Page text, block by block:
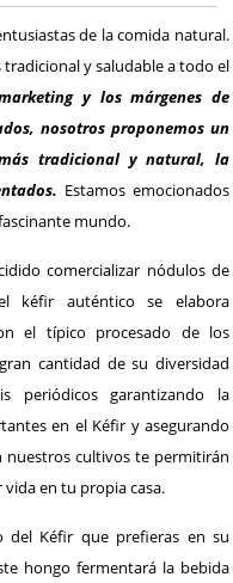
de la comida natural.
y saludable a todo el
y los márgenes de
nosotros proponemos un
tradicional y natural, la
Estamos emocionados
mundo.
comercializar nódulos de
kéfir auténtico se elabora
el típico procesado de los
cantidad de su diversidad
periódicos garantizando la
en el Kéfir y asegurando
nuestros cultivos te permitirán
en tu propia casa.
del Kéfir que prefieras en su
hongo fermentará la bebida